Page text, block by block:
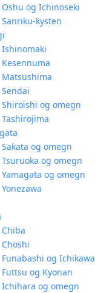
Oshu og Ichinoseki
Sanriku-kysten
Ishinomaki
Kesennuma
Matsushima
Sendai
Shiroishi og omegn
Tashirojima
Sakata og omegn
Tsuruoka og omegn
Yamagata og omegn
Yonezawa
Chiba
Choshi
Funabashi og Ichikawa
Futtsu og Kyonan
Ichihara og omegn